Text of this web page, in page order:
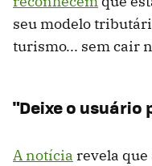
seu modelo
turismo... sem cair
"Deixe o usuário
A notícia revela